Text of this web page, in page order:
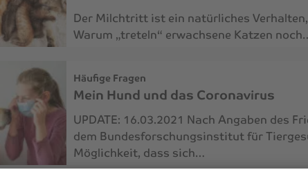
Der Milchtritt ist ein natürliches
Warum „treteln“ erwachsene Katzen
Häufige Fragen
Mein Hund und das Coronavirus
UPDATE: 16.03.2021 Nach Angaben des
dem Bundesforschungsinstitut für
Möglichkeit, dass sich…